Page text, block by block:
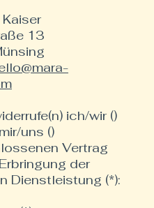
13
ich/wir ()
uns ()
Vertrag
der
Dienstleistung (*):